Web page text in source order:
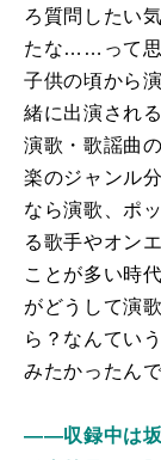
ろ質問したい
たな……って思
子供の頃から
緒に出演され
演歌・歌謡曲
楽のジャンル
なら演歌、ポ
る歌手やオン
ことが多い時
がどうして演
ら？なんてい
みたかったんで
――収録中は坂